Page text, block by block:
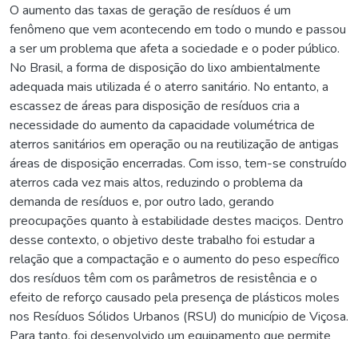
O aumento das taxas de geração de resíduos é um
fenômeno que vem acontecendo em todo o mundo e passou
a ser um problema que afeta a sociedade e o poder público.
No Brasil, a forma de disposição do lixo ambientalmente
adequada mais utilizada é o aterro sanitário. No entanto, a
escassez de áreas para disposição de resíduos cria a
necessidade do aumento da capacidade volumétrica de
aterros sanitários em operação ou na reutilização de antigas
áreas de disposição encerradas. Com isso, tem-se construído
aterros cada vez mais altos, reduzindo o problema da
demanda de resíduos e, por outro lado, gerando
preocupações quanto à estabilidade destes maciços. Dentro
desse contexto, o objetivo deste trabalho foi estudar a
relação que a compactação e o aumento do peso específico
dos resíduos têm com os parâmetros de resistência e o
efeito de reforço causado pela presença de plásticos moles
nos Resíduos Sólidos Urbanos (RSU) do município de Viçosa.